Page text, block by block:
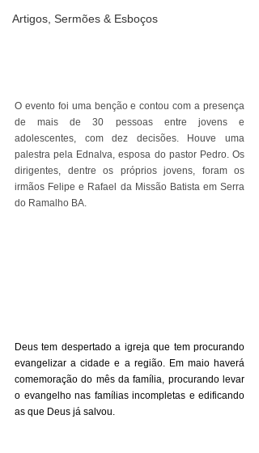
Artigos, Sermões & Esboços
O evento foi uma benção e contou com a presença
de mais de 30 pessoas entre jovens e
adolescentes, com dez decisões. Houve uma
palestra pela Ednalva, esposa do pastor Pedro. Os
dirigentes, dentre os próprios jovens, foram os
irmãos Felipe e Rafael da Missão Batista em Serra
do Ramalho BA.
Deus tem despertado a igreja que tem procurando
evangelizar a cidade e a região. Em maio haverá
comemoração do mês da família, procurando levar
o evangelho nas famílias incompletas e edificando
as que Deus já salvou.